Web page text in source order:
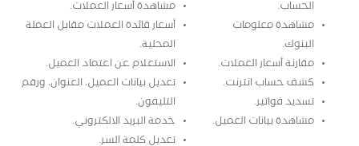
الحساب.
مشاهدة معلومات
البنوك.
مقارنة أسعار العملات.
كشف حساب انترنت.
تسديد فواتير.
مشاهدة بيانات العميل.
مشاهدة أسعار العملات.
أسعار فائدة العملات مقابل العملة
المحلية.
الاستعلام عن اعتماد العميل.
تعديل بيانات العميل، العنوان، ورقم
التليفون.
خدمة البريد الالكتروني.
تعديل كلمة السر.